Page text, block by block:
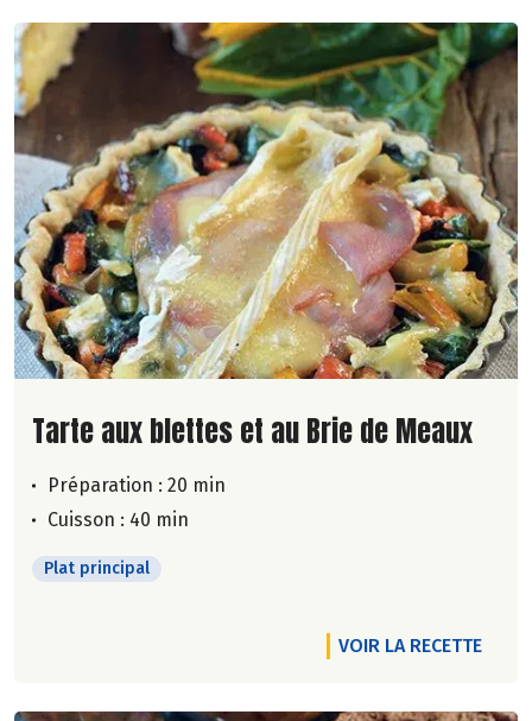
Lire la suite de la recette
Tarte aux blettes et au Brie de Meaux
Préparation : 20 min
Cuisson : 40 min
Plat principal
VOIR LA RECETTE